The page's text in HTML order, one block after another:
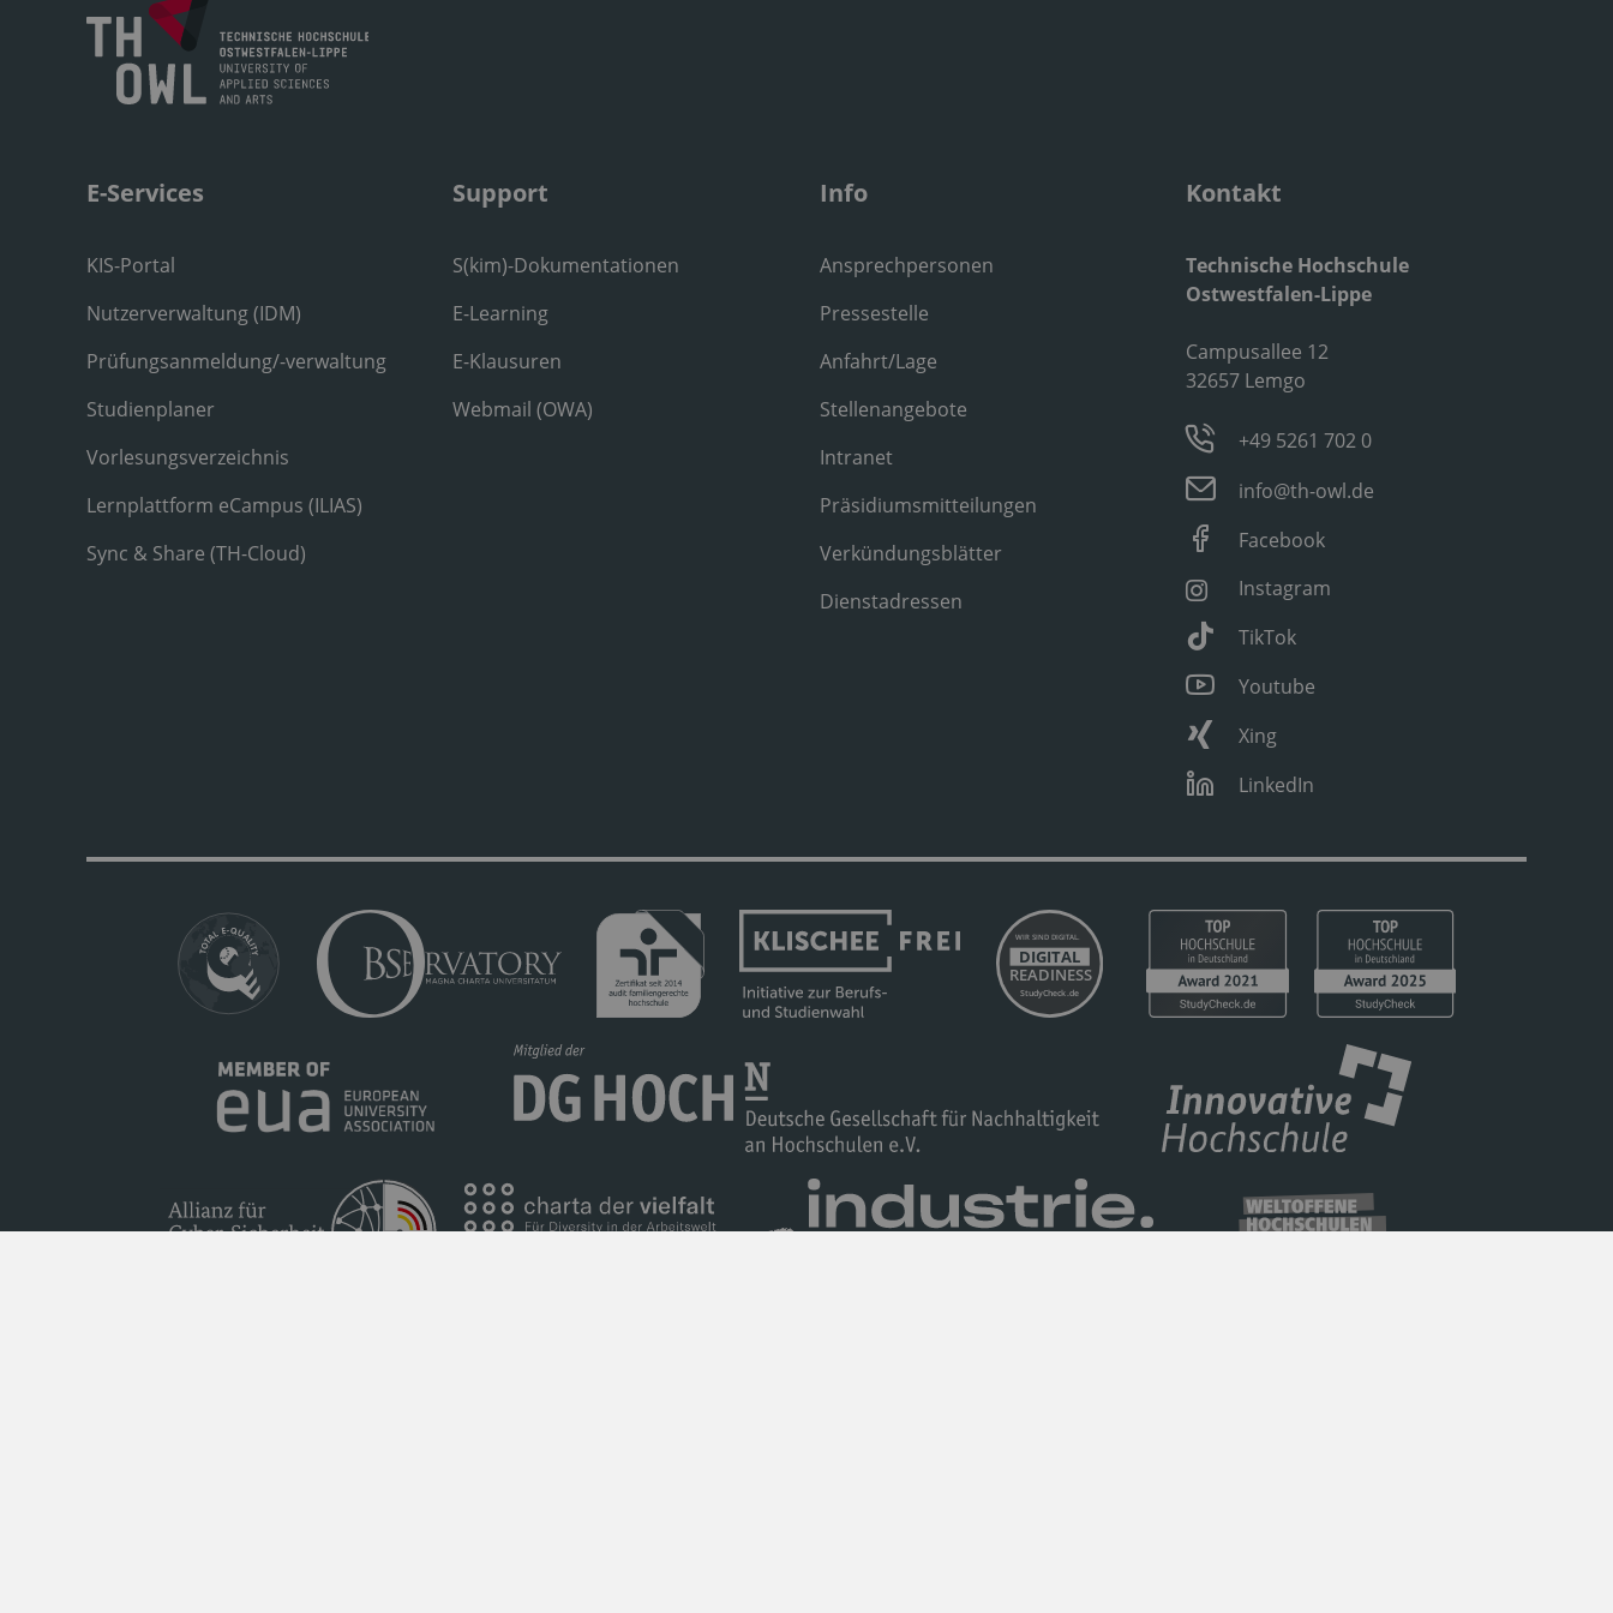
E-Services
KIS-Portal
Nutzerverwaltung (IDM)
Prüfungsanmeldung/-verwaltung
Studienplaner
Vorlesungsverzeichnis
Lernplattform eCampus (ILIAS)
Sync & Share (TH-Cloud)
Support
S(kim)-Dokumentationen
E-Learning
E-Klausuren
Webmail (OWA)
Info
Ansprechpersonen
Pressestelle
Anfahrt/Lage
Stellenangebote
Intranet
Präsidiumsmitteilungen
Verkündungsblätter
Dienstadressen
Kontakt
Technische Hochschule
Ostwestfalen-Lippe
Campusallee 12
32657 Lemgo
+49 5261 702 0
info@th-owl.de
Facebook
Instagram
TikTok
Youtube
Xing
LinkedIn